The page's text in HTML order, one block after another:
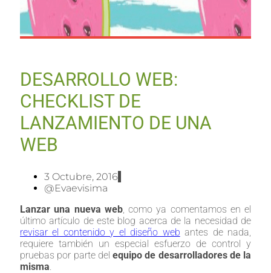
DESARROLLO WEB:
CHECKLIST DE
LANZAMIENTO DE UNA
WEB
3 Octubre, 2016
@evaevisima
Lanzar una nueva web, como ya comentamos en el
último artículo de este blog acerca de la necesidad de
revisar el contenido y el diseño web antes de nada,
requiere también un especial esfuerzo de control y
pruebas por parte del equipo de desarrolladores de la
misma.